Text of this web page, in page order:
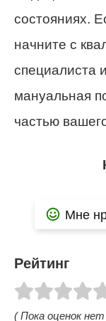
состояниях.
начните с
специалиста
мануальная
частью
Мне
Рейтинг
( Пока оценок нет